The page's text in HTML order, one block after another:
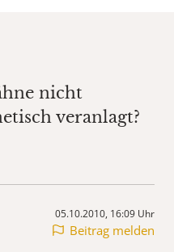
nicht
veranlagt?
05.10.2010, 16:09 Uhr
Beitrag melden